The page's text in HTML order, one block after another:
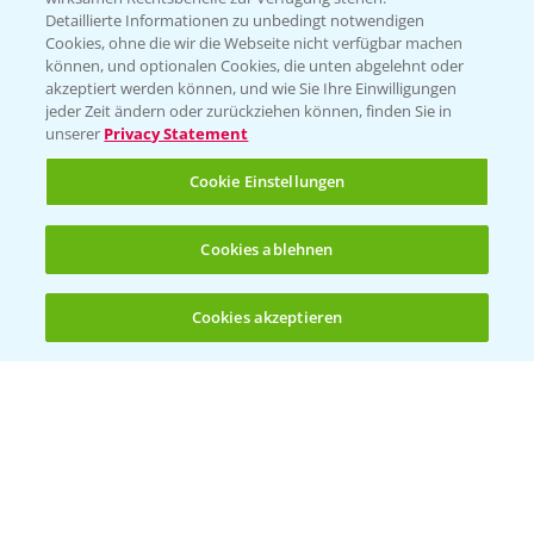
(noch 4)
Folgen Sie uns
Allgemeine Nutzungsbedingungen
Datenschutzerklärung
Impressum
Gebrauchshinweise
© Bayer CropScience Deutschland GmbH
Detaillierte Informationen zu unbedingt notwendigen
Cookies, ohne die wir die Webseite nicht verfügbar machen
können, und optionalen Cookies, die unten abgelehnt oder
akzeptiert werden können, und wie Sie Ihre Einwilligungen
jeder Zeit ändern oder zurückziehen können, finden Sie in
unserer Privacy Statement
Cookie Einstellungen
Cookies ablehnen
Cookies akzeptieren